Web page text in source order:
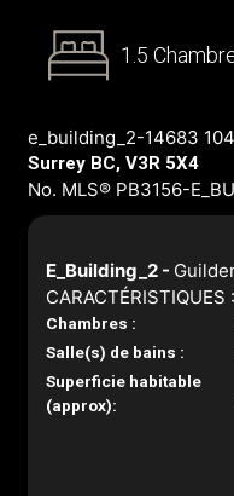
1.5
e_building_2-14683
Surrey BC, V3R 5X4
No. MLS® PB3156-
E_Building_2 -
CARACTÉRISTIQUES :
Chambres :
Salle(s) de bains :
Superficie habitable
(approx):